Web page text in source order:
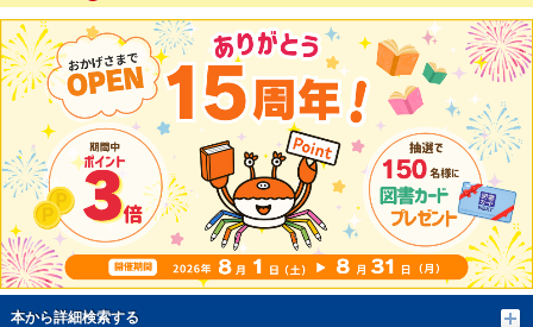
本から詳細検索する